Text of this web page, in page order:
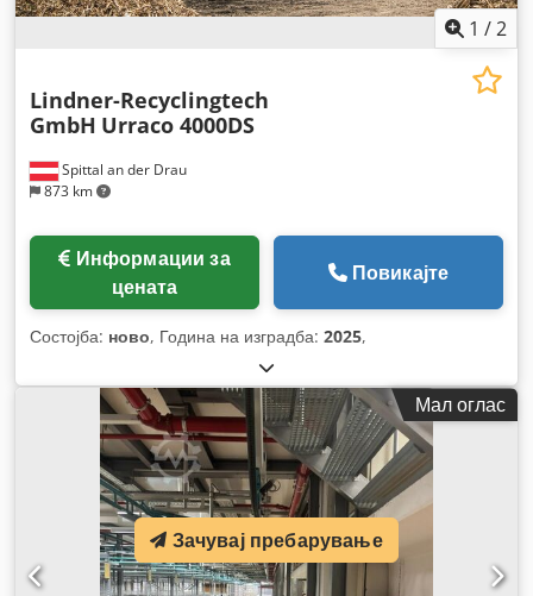
1 /2
Spittal an der Drau
873 km
Lindner-Recyclingtech
GmbH Urraco 4000DS
цената
Повикајте
Состојба: ново, Година на изградба: 2025,
Мал оглас
Зачувај пребарување